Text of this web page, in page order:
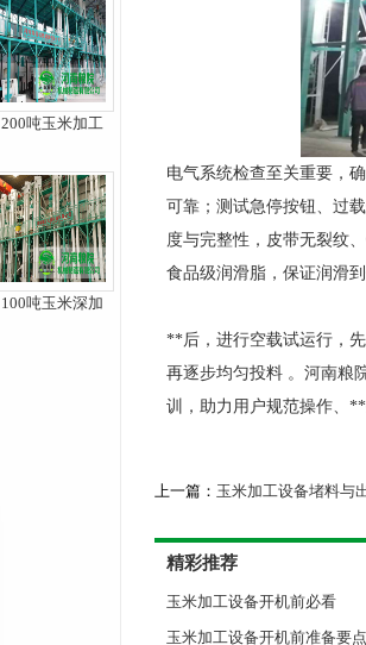
200吨玉米加工
100吨玉米深加
电气系统检查至关重要，
可靠；测试急停按钮、过
度与完整性，皮带无裂纹
食品级润滑脂，保证润滑到
**后，进行空载试运行，
再逐步均匀投料 。河南粮
训，助力用户规范操作、**
上一篇： 玉米加工设备堵料与
精彩推荐
玉米加工设备开机前必看
玉米加工设备开机前准备要点